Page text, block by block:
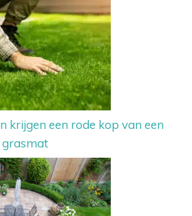
krijgen een rode kop van een
grasmat